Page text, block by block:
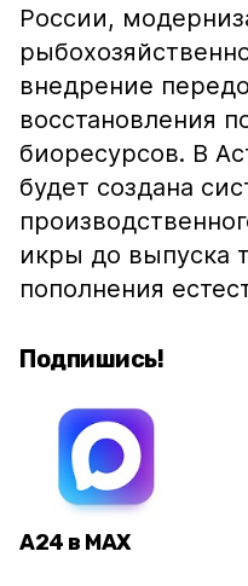
России,
внедрение
восстановления
биоресурсов. В
будет создана
икры до выпуска
пополнения
Подпишись!
А24 в MAX